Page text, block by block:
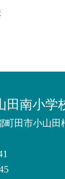
田南小学
町田市小山田